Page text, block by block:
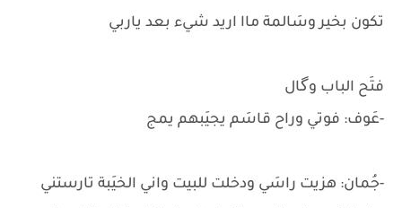
تكون بخير وسَالمة ماا اريد شيء بعد ياربي
فتَح الباب وگال
-عَوف: فوتي وراح قاسَم يجيَبهم يمج
-جُمان: هزيت راسَي ودخلت للبيت واني الخيَبة تارستني